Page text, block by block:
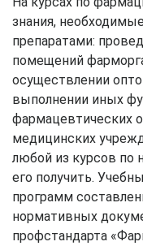
знания,
препаратами:
помещений
осуществлении
выполнении иных
фармацевтических
медицинских
любой из курсов по
его получить.
программ
нормативных
профстандарта